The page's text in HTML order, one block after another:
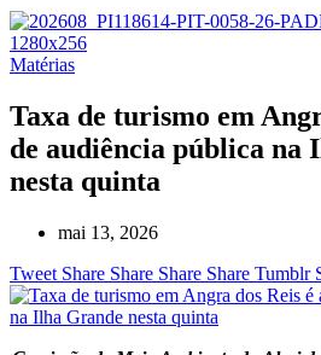
Matérias
Taxa de turismo em
de audiência pública na
nesta quinta
mai 13, 2026
Tweet Share Share Share Share Tumblr